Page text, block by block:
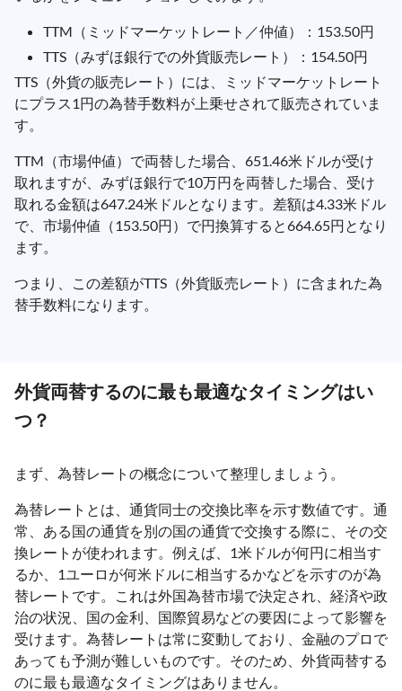
TTM（ミッドマーケットレート／仲値）：153.50円
TTS（みずほ銀行での外貨販売レート）：154.50円
TTS（外貨の販売レート）には、ミッドマーケットレート
にプラス1円の為替手数料が上乗せされて販売されていま
す。
TTM（市場仲値）で両替した場合、651.46米ドルが受け
取れますが、みずほ銀行で10万円を両替した場合、受け
取れる金額は647.24米ドルとなります。差額は4.33米ドル
で、市場仲値（153.50円）で円換算すると664.65円となり
ます。
つまり、この差額がTTS（外貨販売レート）に含まれた為
替手数料になります。
外貨両替するのに最も最適なタイミングはい
つ？
まず、為替レートの概念について整理しましょう。
為替レートとは、通貨同士の交換比率を示す数値です。通
常、ある国の通貨を別の国の通貨で交換する際に、その交
換レートが使われます。例えば、1米ドルが何円に相当す
るか、1ユーロが何米ドルに相当するかなどを示すのが為
替レートです。これは外国為替市場で決定され、経済や政
治の状況、国の金利、国際貿易などの要因によって影響を
受けます。為替レートは常に変動しており、金融のプロで
あっても予測が難しいものです。そのため、外貨両替する
のに最も最適なタイミングはありません。